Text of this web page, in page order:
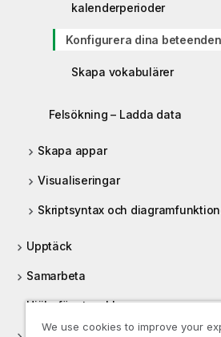
kalenderperioder
Konfigurera dina beteenden
Skapa vokabulärer
Felsökning – Ladda data
Skapa appar
Visualiseringar
Skriptsyntax och
Upptäck
Samarbeta
Hjälp för utvecklare
We use cookies to improve your